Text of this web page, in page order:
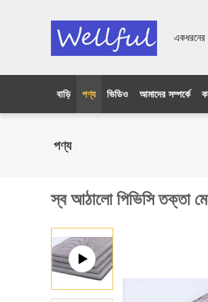
একধরনের
বাড়ি পণ্য ভিডিও আমাদের সম্পর্কে
পণ্য
স্ব আঠালো পিভিসি তক্তা